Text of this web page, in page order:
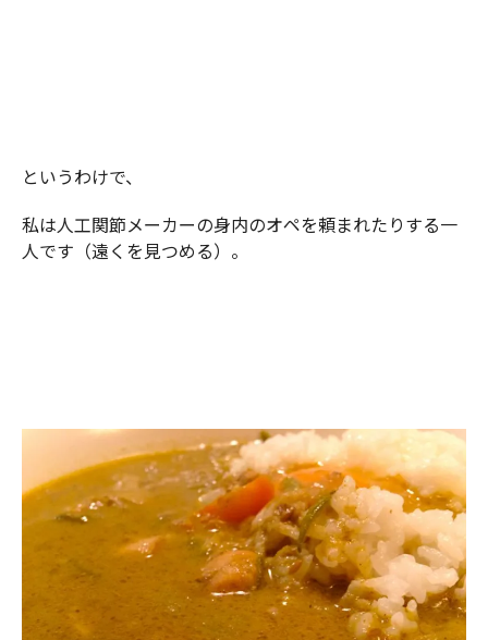
というわけで、
私は人工関節メーカーの身内のオペを頼まれたりする一
人です（遠くを見つめる）。